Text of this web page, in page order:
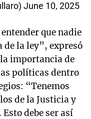
June 10, 2025
que nadie
de la ley”, expresó
importancia de
políticas dentro
“Tenemos
de la Justicia y
debe ser así